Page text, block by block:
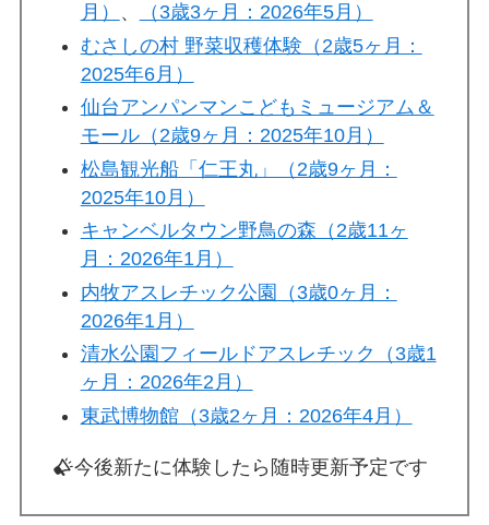
月）
、
（3歳3ヶ月：2026年5月）
むさしの村 野菜収穫体験（2歳5ヶ月：
2025年6月）
仙台アンパンマンこどもミュージアム＆
モール（2歳9ヶ月：2025年10月）
松島観光船「仁王丸」（2歳9ヶ月：
2025年10月）
キャンベルタウン野鳥の森（2歳11ヶ
月：2026年1月）
内牧アスレチック公園（3歳0ヶ月：
2026年1月）
清水公園フィールドアスレチック（3歳1
ヶ月：2026年2月）
東武博物館（3歳2ヶ月：2026年4月）
今後新たに体験したら随時更新予定です